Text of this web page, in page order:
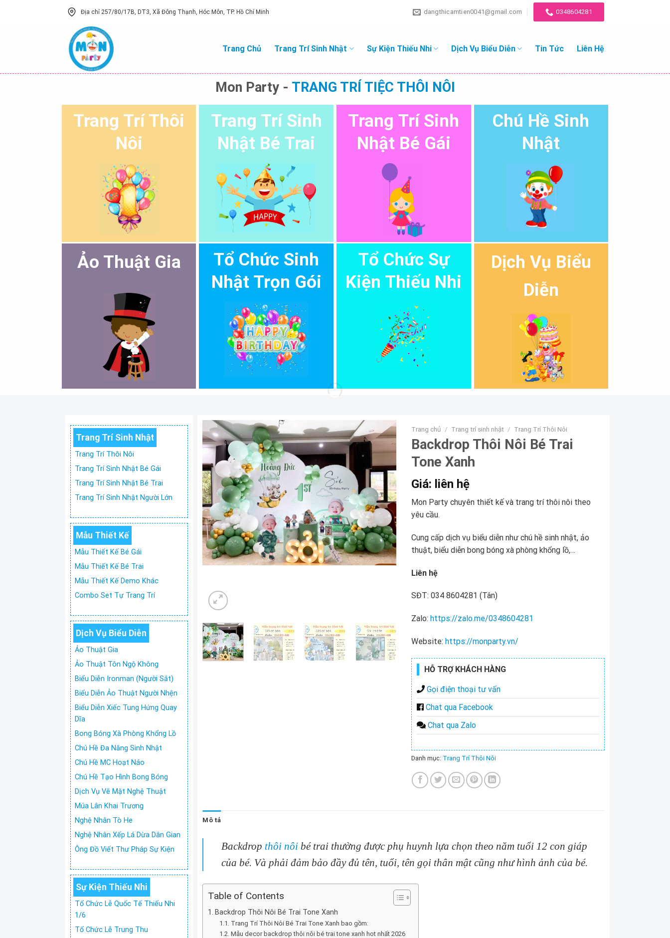
Địa chỉ 257/80/17B, DT3, Xã Đông Thạnh, Hóc Môn, TP. Hồ Chí Minh dangthicamtien0041@gmail.com 0348604281
Trang Chủ Trang Trí Sinh Nhật Sự Kiện Thiếu Nhi Dịch Vụ Biểu Diễn Tin Tức Liên Hệ
Mon Party - TRANG TRÍ TIỆC THÔI NÔI
Trang Trí Thôi
Nôi
Trang Trí Sinh
Nhật Bé Trai
Trang Trí Sinh
Nhật Bé Gái
Chú Hề Sinh
Nhật
Ảo Thuật Gia
Tổ Chức Sinh
Nhật Trọn Gói
Tổ Chức Sự
Kiện Thiếu Nhi
Dịch Vụ Biểu
Diễn
Trang Trí Sinh Nhật
Trang Trí Thôi Nôi
Trang Trí Sinh Nhật Bé Gái
Trang Trí Sinh Nhật Bé Trai
Trang Trí Sinh Nhật Người Lớn
Mẫu Thiết Kế
Mẫu Thiết Kế Bé Gái
Mẫu Thiết Kế Bé Trai
Mẫu Thiết Kế Demo Khác
Combo Set Tự Trang Trí
Dịch Vụ Biểu Diễn
Ảo Thuật Gia
Ảo Thuật Tôn Ngộ Không
Biểu Diễn Ironman (Người Sắt)
Biểu Diễn Ảo Thuật Người Nhện
Biểu Diễn Xiếc Tung Hứng Quay
Dĩa
Bong Bóng Xà Phòng Khổng Lồ
Chú Hề Đa Năng Sinh Nhật
Chú Hề MC Hoạt Náo
Chú Hề Tạo Hình Bong Bóng
Dịch Vụ Vẽ Mặt Nghệ Thuật
Múa Lân Khai Trương
Nghệ Nhân Tò He
Nghệ Nhân Xếp Lá Dừa Dân Gian
Ông Đồ Viết Thư Pháp Sự Kiện
Sự Kiện Thiếu Nhi
Tổ Chức Lễ Quốc Tế Thiếu Nhi
1/6
Tổ Chức Lễ Trung Thu
Trang chủ / Trang trí sinh nhật / Trang Trí Thôi Nôi
Backdrop Thôi Nôi Bé Trai
Tone Xanh
Giá: liên hệ
Mon Party chuyên thiết kế và trang trí thôi nôi theo
yêu cầu.
Cung cấp dịch vụ biểu diễn như chú hề sinh nhật, ảo
thuật, biểu diễn bong bóng xà phòng khổng lồ,…
Liên hệ
SĐT: 034 8604281 (Tân)
Zalo: https://zalo.me/0348604281
Website: https://monparty.vn/
HỖ TRỢ KHÁCH HÀNG
Gọi điện thoại tư vấn
Chat qua Facebook
Chat qua Zalo
Danh mục: Trang Trí Thôi Nôi
Mô tả
Backdrop thôi nôi bé trai thường được phụ huynh lựa chọn theo năm tuổi 12 con giáp
của bé. Và phải đảm bảo đầy đủ tên, tuổi, tên gọi thân mật cũng như hình ảnh của bé.
Table of Contents
Backdrop Thôi Nôi Bé Trai Tone Xanh
Trang Trí Thôi Nôi Bé Trai Tone Xanh bao gồm:
Mẫu decor backdrop thôi nôi bé trai tone xanh hot nhất 2026